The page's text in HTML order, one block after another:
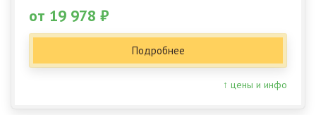
от 19 978 ₽
Подробнее
↑ цены и инфо